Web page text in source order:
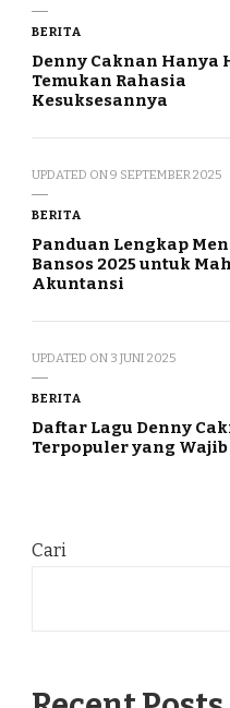
BERITA
Denny Caknan Hanya
Temukan Rahasia
Kesuksesannya
UPDATED ON9 SEPTEMBER 2025
BERITA
Panduan Lengkap
Bansos 2025 untuk
Akuntansi
UPDATED ON 3 JUNI 2025
BERITA
Daftar Lagu Denny
Terpopuler yang
Cari